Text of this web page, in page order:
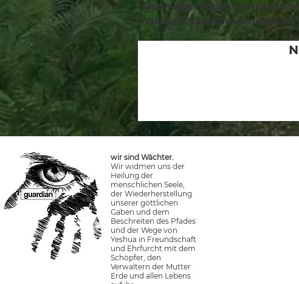
bulk helps reduce
making thoughtful purchasing
wir sind Wächter.
Wir widmen uns der
Heilung der
menschlichen Seele,
der Wiederherstellung
unserer göttlichen
Gaben und dem
Beschreiten des Pfades
und der Wege von
Yeshua in Freundschaft
und Ehrfurcht mit dem
Schöpfer, den
Verwaltern der Mutter
Erde und allen Lebens